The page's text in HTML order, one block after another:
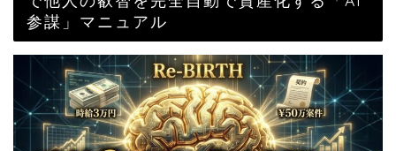
参謀」マニュアル